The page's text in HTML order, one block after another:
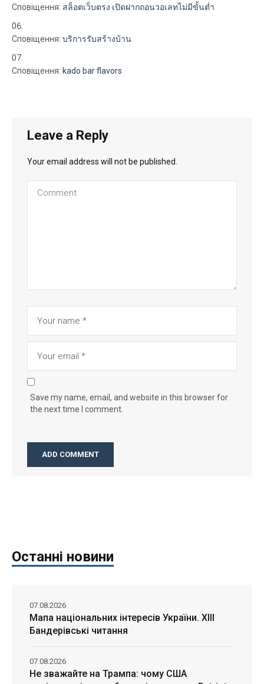
Сповіщення: สล็อตเว็บตรง เปิดฝากถอนวอเลทไม่มีขั้นต่ำ
Сповіщення: บริการรับสร้างบ้าน
Сповіщення: kado bar flavors
Leave a Reply
Your email address will not be published.
Save my name, email, and website in this browser for
the next time I comment.
Останні новини
Мапа національних інтересів України. ХІІІ
Бандерівські читання
07.08.2026
Не зважайте на Трампа: чому США
07.08.2026